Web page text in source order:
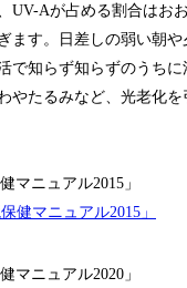
UV-Aが占める割合はお
ます。日差しの弱い朝
で知らず知らずのうち
やたるみなど、光老化を
マニュアル2015」
健マニュアル2015」
マニュアル2020」